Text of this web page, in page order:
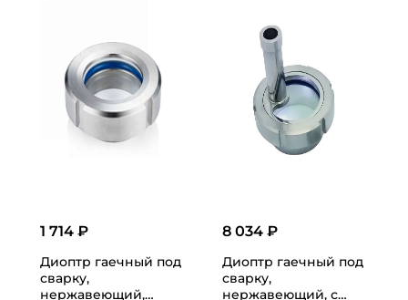
1 714 ₽
Диоптр гаечный под
сварку,
нержавеющий,
8 034 ₽
Диоптр гаечный под
сварку,
нержавеющий, с